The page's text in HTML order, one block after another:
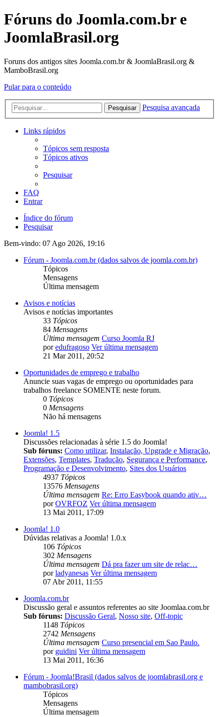
Fóruns do Joomla.com.br e
JoomlaBrasil.org
Foruns dos antigos sites Joomla.com.br & JoomlaBrasil.org &
MamboBrasil.org
Pular para o conteúdo
Pesquisar Pesquisa avançada
Links rápidos
Tópicos sem resposta
Tópicos ativos
Pesquisar
FAQ
Entrar
Índice do fórum
Pesquisar
Bem-vindo: 07 Ago 2026, 19:16
Fórum - Joomla.com.br (dados salvos de joomla.com.br)
Tópicos
Mensagens
Última mensagem
Avisos e notícias
Avisos e notícias importantes
33 Tópicos
84 Mensagens
Última mensagem Curso Joomla RJ
poredufragoso Ver última mensagem
21 Mar 2011, 20:52
Oportunidades de emprego e trabalho
Anuncie suas vagas de emprego ou oportunidades para
trabalhos freelance SOMENTE neste forum.
0 Tópicos
0 Mensagens
Não há mensagens
Joomla! 1.5
Discussões relacionadas à série 1.5 do Joomla!
Sub fóruns: Como utilizar, Instalação, Upgrade e Migração,
Extensões, Templates, Tradução, Segurança e Performance,
Programação e Desenvolvimento, Sites dos Usuários
4937 Tópicos
13576 Mensagens
Última mensagem Re: Erro Easybook quando ativ…
porOVRFOZ Ver última mensagem
13 Mai 2011, 17:09
Joomla! 1.0
Dúvidas relativas a Joomla! 1.0.x
106 Tópicos
302 Mensagens
Última mensagem Dá pra fazer um site de relac…
porladyanesas Ver última mensagem
07 Abr 2011, 11:55
Joomla.com.br
Discussão geral e assuntos referentes ao site Joomlaa.com.br
Sub fóruns: Discussão Geral, Nosso site, Off-topic
1148 Tópicos
2742 Mensagens
Última mensagem Curso presencial em Sao Paulo.
por guidini Ver última mensagem
13 Mai 2011, 16:36
Fórum - Joomla!Brasil (dados salvos de joomlabrasil.org e
mambobrasil.org)
Tópicos
Mensagens
Última mensagem